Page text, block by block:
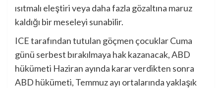
ısıtmalı eleştiri veya daha fazla gözaltına maruz
kaldığı bir meseleyi sunabilir.
ICE tarafından tutulan göçmen çocuklar Cuma
günü serbest bırakılmaya hak kazanacak, ABD
hükümeti Haziran ayında karar verdikten sonra
ABD hükümeti, Temmuz ayı ortalarında yaklaşık